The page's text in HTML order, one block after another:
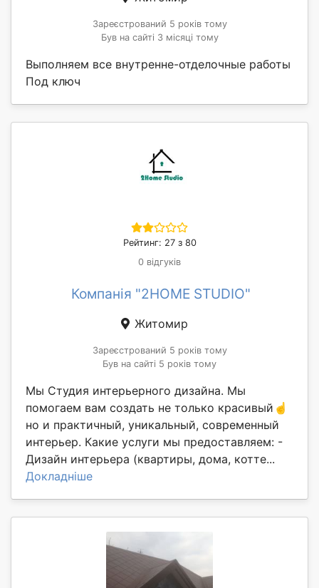
Зареєстрований 5 років тому
Був на сайті 3 місяці тому
Выполняем все внутренне-отделочные работы
Под ключ
Рейтинг: 27 з 80
0 відгуків
Компанія "2HOME STUDIO"
Житомир
Зареєстрований 5 років тому
Був на сайті 5 років тому
Мы Студия интерьерного дизайна. Мы
помогаем вам создать не только красивый☝️
но и практичный, уникальный, современный
интерьер. Какие услуги мы предоставляем: -
Дизайн интерьера (квартиры, дома, котте...
Докладніше